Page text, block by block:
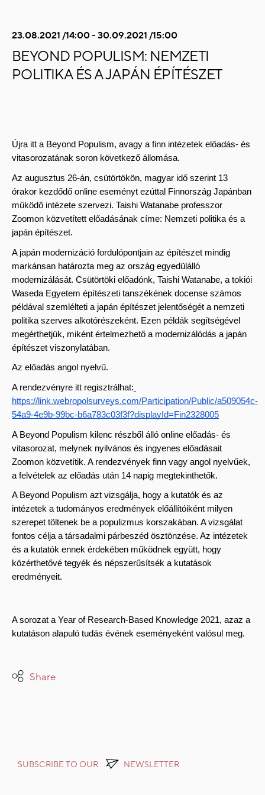
23.08.2021 /14:00 - 30.09.2021 /15:00
BEYOND POPULISM: NEMZETI
POLITIKA ÉS A JAPÁN ÉPÍTÉSZET
Újra itt a Beyond Populism, avagy a finn intézetek előadás- és
vitasorozatának soron következő állomása.
Az augusztus 26-án, csütörtökön, magyar idő szerint 13
órakor kezdődő online eseményt ezúttal Finnország Japánban
működő intézete szervezi. Taishi Watanabe professzor
Zoomon közvetített előadásának címe: Nemzeti politika és a
japán építészet.
A japán modernizáció fordulópontjain az építészet mindig
markánsan határozta meg az ország egyedülálló
modernizálását. Csütörtöki előadónk, Taishi Watanabe, a tokiói
Waseda Egyetem építészeti tanszékének docense számos
példával szemlélteti a japán építészet jelentőségét a nemzeti
politika szerves alkotórészeként. Ezen példák segítségével
megérthetjük, miként értelmezhető a modernizálódás a japán
építészet viszonylatában.
Az előadás angol nyelvű.
A rendezvényre itt regisztrálhat:
https://link.webropolsurveys.com/Participation/Public/a509054c-
54a9-4e9b-99bc-b6a783c03f3f?displayId=Fin2328005
A Beyond Populism kilenc részből álló online előadás- és
vitasorozat, melynek nyilvános és ingyenes előadásait
Zoomon közvetítik. A rendezvények finn vagy angol nyelvűek,
a felvételek az előadás után 14 napig megtekinthetők.
A Beyond Populism azt vizsgálja, hogy a kutatók és az
intézetek a tudományos eredmények előállítóiként milyen
szerepet töltenek be a populizmus korszakában. A vizsgálat
fontos célja a társadalmi párbeszéd ösztönzése. Az intézetek
és a kutatók ennek érdekében működnek együtt, hogy
közérthetővé tegyék és népszerűsítsék a kutatások
eredményeit.
A sorozat a Year of Research-Based Knowledge 2021, azaz a
kutatáson alapuló tudás évének eseményeként valósul meg.
Share
SUBSCRIBE TO OUR NEWSLETTER